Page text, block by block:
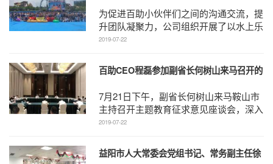
为促进百助小伙伴们之间的沟通交流，提
升团队凝聚力，公司组织开展了以水上乐
园，玩水派对为主题的芜湖方特水上乐园
2019-07-22
百助CEO程磊参加副省长何树山来马召开的
谈会
7月21日下午，副省长何树山来马鞍山市
主持召开主题教育征求意见座谈会，深入
研究下一步推进主题教育的工作举措。省
2019-07-22
益阳市人大常委会党组书记、常务副主任徐